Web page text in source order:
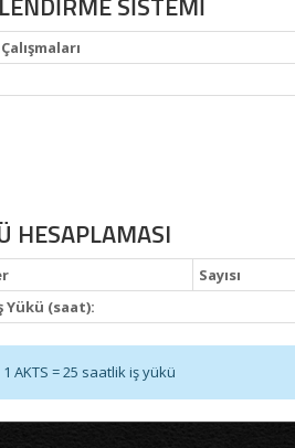
HESAPLAMASI
Sayısı
Yükü (saat):
1 AKTS = 25 saatlik iş yükü